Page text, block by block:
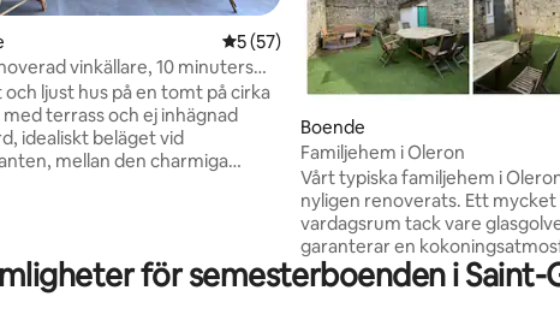
betyg, 253 omdömen
5 av 5 i genomsnittligt betyg, 57
5 (57)
vinkällare, 10 minuters
från stranden
och ljust hus på en tomt på cirka
med terrass och ej inhägnad
idealiskt beläget vid
mellan den charmiga
före utcheckning -
Möjlighet till concierge (10 €
Boende
Familjehem i Oleron
Vårt typiska familjehem i
nyligen renoverats. Ett mycket
vardagsrum tack vare
garanterar en
är utrustat LV, LL. Två vackert
sovrum kommer att få dig att
för semesterboenden i